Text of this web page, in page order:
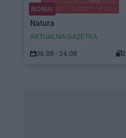
NOWA!
Natura
AKTUALNA GAZETKA
06.08 - 24.08